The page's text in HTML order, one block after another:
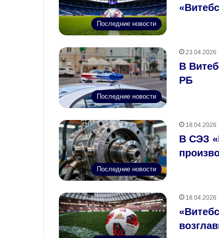
Последние новости
Последние новости
23.04.2026
В
РБ
Последние новости
18.04.2026
В СЭЗ
18.04.2026